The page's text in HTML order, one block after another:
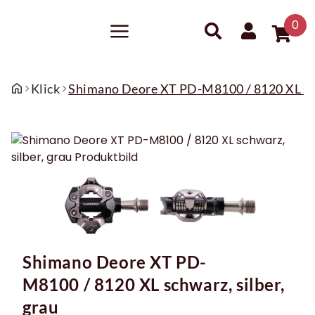
0
Klick Shimano Deore XT PD-M8100 / 8120 XL
Shimano Deore XT PD-
M8100 / 8120 XL schwarz, silber,
grau